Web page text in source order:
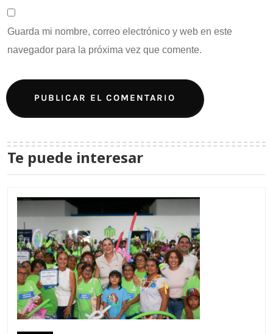
Guarda mi nombre, correo electrónico y web en este
navegador para la próxima vez que comente.
Te puede interesar